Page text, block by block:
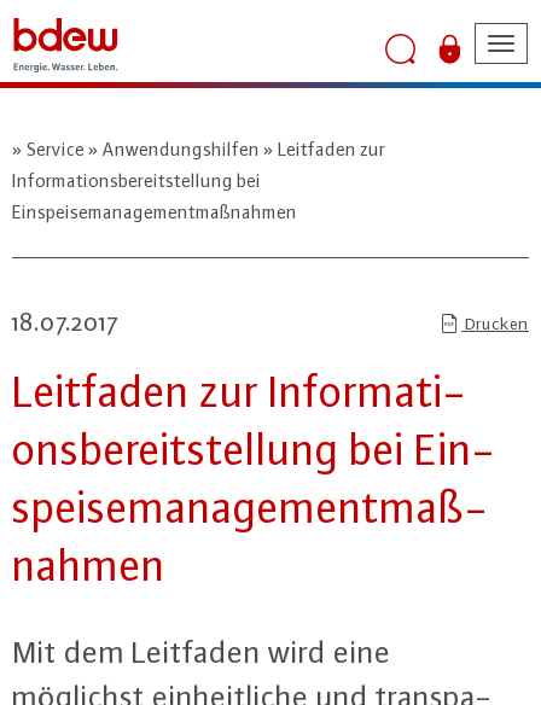
Service Anwendungshilfen
Leitfaden zur
Informationsbereitstellung bei
Einspeisemanagementmaßnahmen
18.07.2017 Drucken
Leitfaden zur In­for­ma­ti­
ons­be­reit­stel­lung bei Ein­
spei­se­ma­nage­ment­maß­
nah­men
Mit dem Leitfaden wird eine
möglichst ein­heit­li­che und trans­pa­